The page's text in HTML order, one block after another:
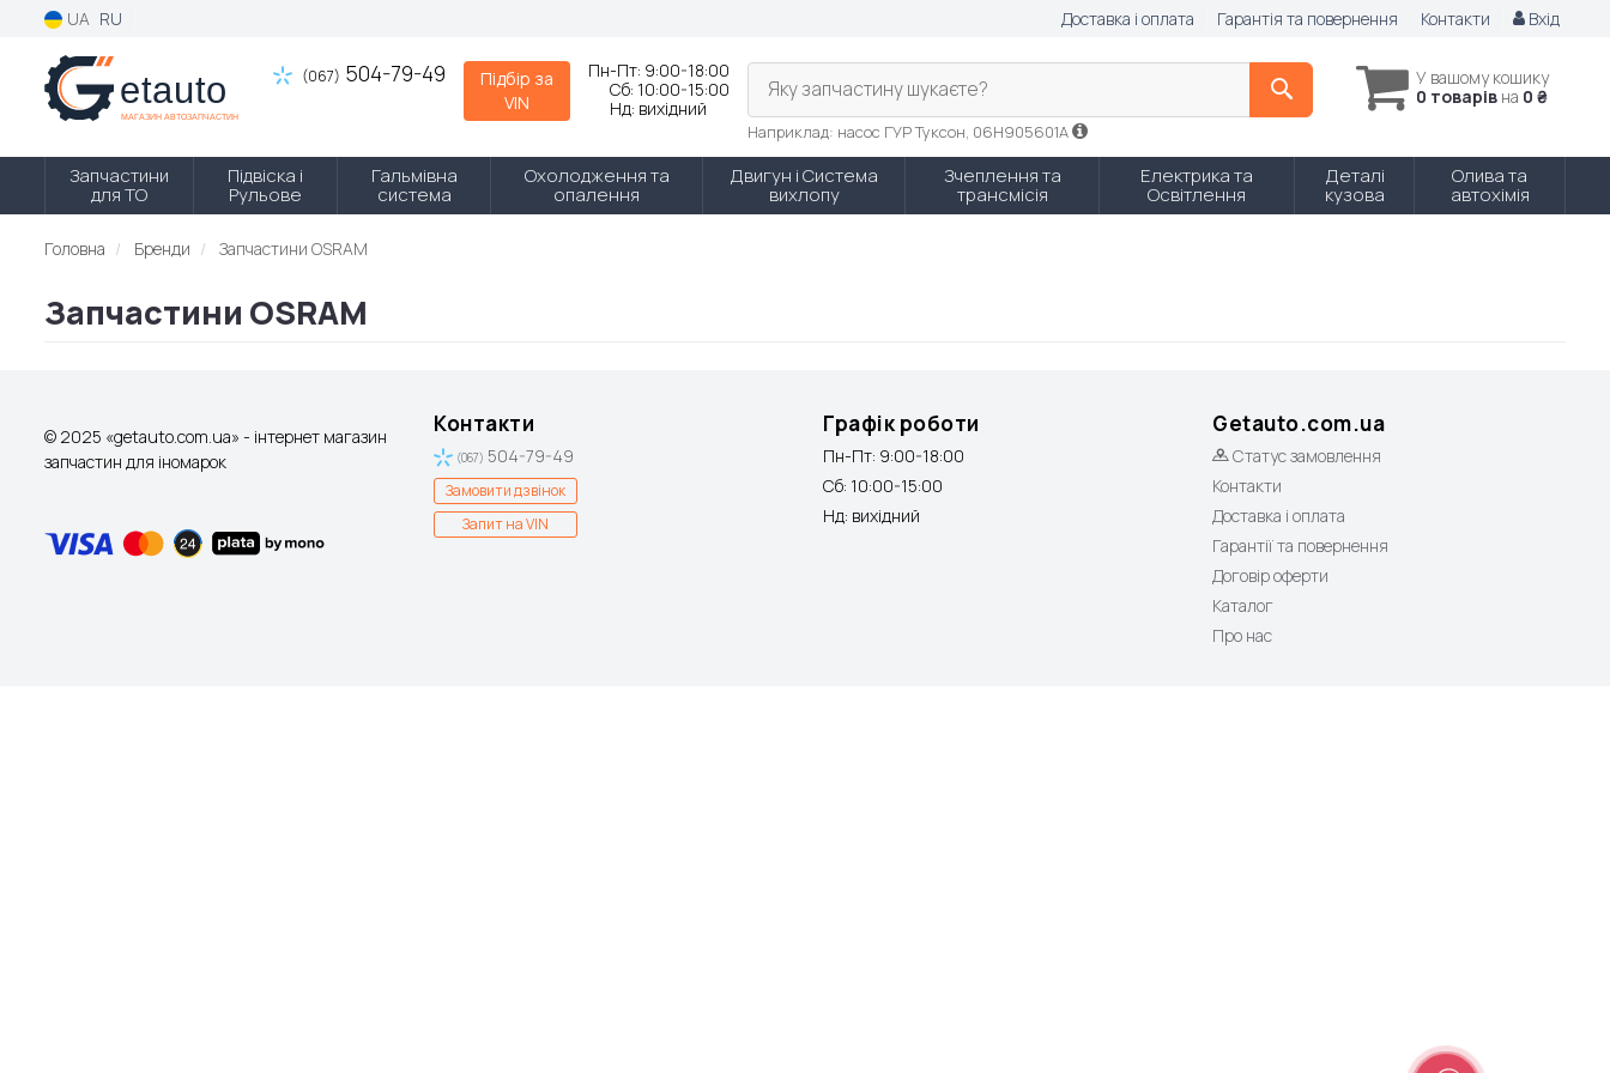
UA RU Доставка і оплата Гарантія та повернення Контакти Вхід
(067) 504-79-49
Підбір за
VIN
Пн-Пт: 9:00-18:00
Сб: 10:00-15:00
Нд: вихідний
У вашому кошику
0 товарів на 0 ₴
Яку запчастину шукаєте?
Наприклад: насос ГУР Туксон, 06H905601A
Запчастини
для ТО
Підвіска і
Рульове
Гальмівна
система
Охолодження та
опалення
Двигун і Система
вихлопу
Зчеплення та
трансмісія
Електрика та
Освітлення
Деталі
кузова
Олива та
автохімія
Головна Бренди Запчастини OSRAM
Запчастини OSRAM
© 2025 «getauto.com.ua» - інтернет магазин
запчастин для іномарок
Контакти
(067) 504-79-49
Замовити дзвінок
Запит на VIN
Графік роботи
Пн-Пт: 9:00-18:00
Сб: 10:00-15:00
Нд: вихідний
Getauto.com.ua
Статус замовлення
Контакти
Доставка і оплата
Гарантії та повернення
Договір оферти
Каталог
Про нас